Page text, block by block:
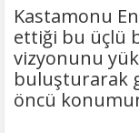
Kastamonu
ettiği bu üçlü
vizyonunu
buluşturarak
öncü